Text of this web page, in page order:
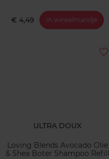
€ 4,49 In winkelmandje
ULTRA DOUX
Loving Blends Avocado Olie
& Shea Boter Shampoo Refill